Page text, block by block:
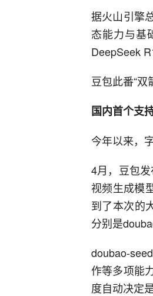
据火山引擎
态能力与基
DeepSeek
豆包此番“双
国内首个支
今年以来，
4月，豆包
视频生成模
到了本次的
分别是
doubao-
作等多项能
度自动决定